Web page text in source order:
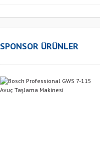
SPONSOR ÜRÜNLER